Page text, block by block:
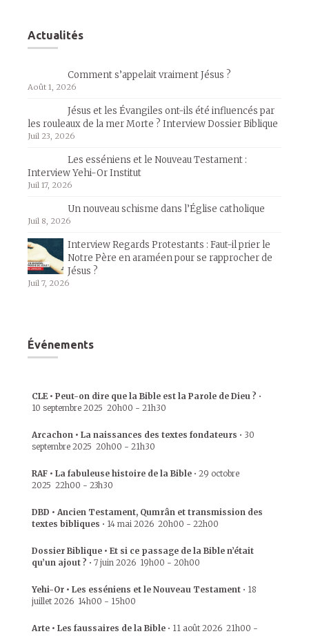
Actualités
Comment s’appelait vraiment Jésus ?
Août 1, 2026
Jésus et les Évangiles ont-ils été influencés par
les rouleaux de la mer Morte ? Interview Dossier Biblique
Juil 23, 2026
Les esséniens et le Nouveau Testament :
Interview Yehi-Or Institut
Juil 17, 2026
Un nouveau schisme dans l’Église catholique
Juil 8, 2026
Interview Regards Protestants : Faut-il prier le
Notre Père en araméen pour se rapprocher de
Jésus ?
Juil 7, 2026
Événements
CLE • Peut-on dire que la Bible est la Parole de Dieu ? •
10 septembre 2025 20h00 - 21h30
Arcachon • La naissances des textes fondateurs • 30
septembre 2025 20h00 - 21h30
RAF • La fabuleuse histoire de la Bible • 29 octobre
2025 22h00 - 23h30
DBD • Ancien Testament, Qumrân et transmission des
textes bibliques • 14 mai 2026 20h00 - 22h00
Dossier Biblique • Et si ce passage de la Bible n’était
qu’un ajout ? • 7 juin 2026 19h00 - 20h00
Yehi-Or • Les esséniens et le Nouveau Testament • 18
juillet 2026 14h00 - 15h00
Arte • Les faussaires de la Bible • 11 août 2026 21h00 -